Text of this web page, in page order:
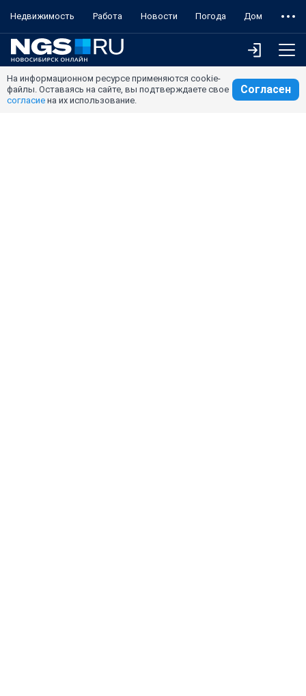
Недвижимость Работа Новости Погода Дом
На информационном ресурсе применяются cookie-
файлы. Оставаясь на сайте, вы подтверждаете свое
согласие на их использование.
Согласен